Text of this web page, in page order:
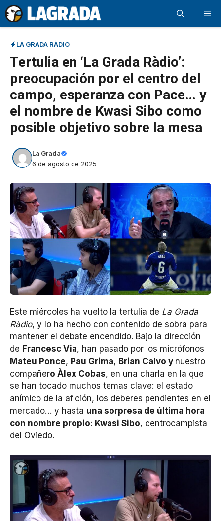
Saltar
al
contenido
LA GRADA RÀDIO
Tertulia en ‘La Grada Ràdio’:
preocupación por el centro del
campo, esperanza con Pace… y
el nombre de Kwasi Sibo como
posible objetivo sobre la mesa
La Grada
6 de agosto de 2025
Este miércoles ha vuelto la tertulia de La Grada
Ràdio, y lo ha hecho con contenido de sobra para
mantener el debate encendido. Bajo la dirección
de Francesc Via, han pasado por los micrófonos
Mateu Ponce, Pau Grima, Brian Calvo y nuestro
compañero Àlex Cobas, en una charla en la que
se han tocado muchos temas clave: el estado
anímico de la afición, los deberes pendientes en el
mercado… y hasta una sorpresa de última hora
con nombre propio: Kwasi Sibo, centrocampista
del Oviedo.